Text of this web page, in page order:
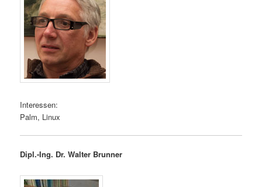
Interessen:
Palm, Linux
Dipl.-Ing. Dr. Walter Brunner